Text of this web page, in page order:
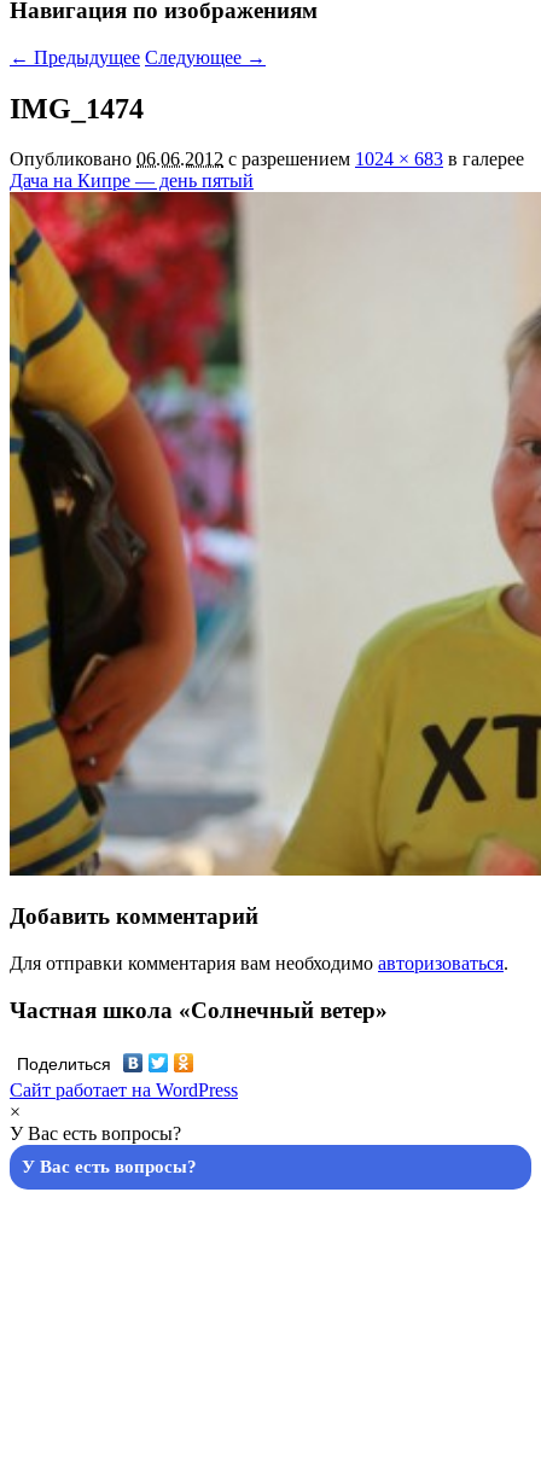
Навигация по изображениям
← Предыдущее Следующее →
IMG_1474
Опубликовано 06.06.2012 с разрешением 1024 × 683 в галерее
Дача на Кипре — день пятый
Добавить комментарий
Для отправки комментария вам необходимо авторизоваться.
Частная школа «Солнечный ветер»
Поделиться
Сайт работает на WordPress
×
У Вас есть вопросы?
У Вас есть вопросы?